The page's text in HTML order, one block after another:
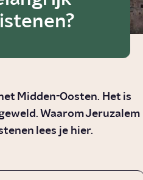
Midden-Oosten. Het is
Waarom Jeruzalem
lees je hier.